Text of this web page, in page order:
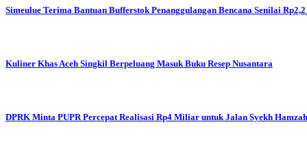
Simeulue Terima Bantuan Bufferstok Penanggulangan Bencana Senilai
Kuliner Khas Aceh Singkil Berpeluang Masuk Buku Resep Nusantara
DPRK Minta PUPR Percepat Realisasi Rp4 Miliar untuk Jalan Syekh